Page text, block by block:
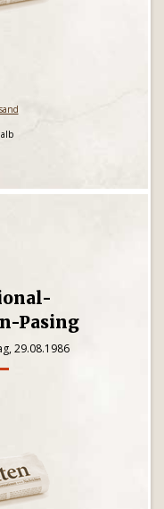
Pasing
29.08.1986